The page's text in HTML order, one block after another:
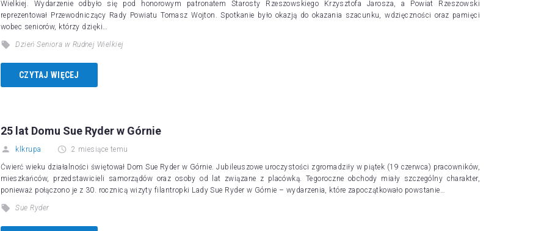
Wielkiej. Wydarzenie odbyło się pod honorowym patronatem Starosty Rzeszowskiego Krzysztofa Jarosza, a Powiat Rzeszowski
reprezentował Przewodniczący Rady Powiatu Tomasz Wojton. Spotkanie było okazją do okazania szacunku, wdzięczności oraz pamięci
wobec seniorów, którzy dzięki…
Dzień Seniora w Rudnej Wielkiej
CZYTAJ WIĘCEJ
25 lat Domu Sue Ryder w Górnie
klkrupa 2 miesiące temu
Ćwierć wieku działalności świętował Dom Sue Ryder w Górnie. Jubileuszowe uroczystości zgromadziły w piątek (19 czerwca) pracowników,
mieszkańców, przedstawicieli samorządów oraz osoby od lat związane z placówką. Tegoroczne obchody miały szczególny charakter,
ponieważ połączono je z 30. rocznicą wizyty filantropki Lady Sue Ryder w Górnie – wydarzenia, które zapoczątkowało powstanie…
Sue Ryder